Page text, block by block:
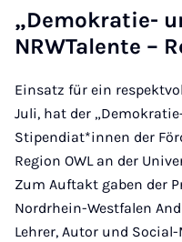
„De­mo­kra­tie-
NRW­Ta­len­te –
Einsatz für ein
Juli, hat der
Stipendiat*innen der
Region OWL an der
Zum Auftakt gaben der
Nordrhein-Westfalen
Lehrer, Autor und